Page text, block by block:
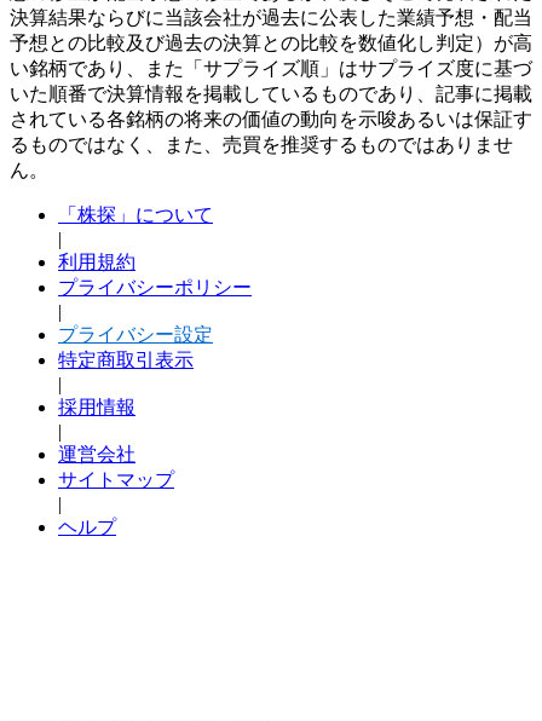
決算結果ならびに当該会社が過去に公表した業績予想・配当
予想との比較及び過去の決算との比較を数値化し判定）が高
い銘柄であり、また「サプライズ順」はサプライズ度に基づ
いた順番で決算情報を掲載しているものであり、記事に掲載
されている各銘柄の将来の価値の動向を示唆あるいは保証す
るものではなく、また、売買を推奨するものではありませ
ん。
「株探」について
|
利用規約
プライバシーポリシー
|
プライバシー設定
特定商取引表示
|
採用情報
|
運営会社
サイトマップ
|
ヘルプ